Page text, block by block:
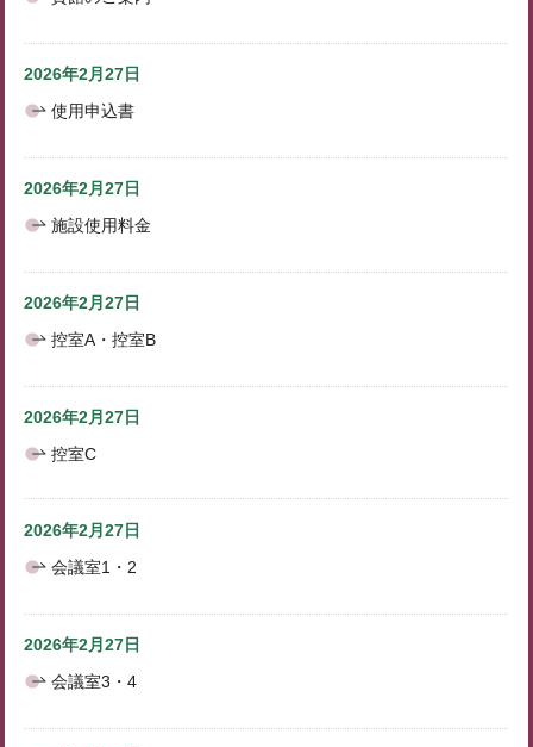
2026年2月27日
使用申込書
2026年2月27日
施設使用料金
2026年2月27日
控室A・控室B
2026年2月27日
控室C
2026年2月27日
会議室1・2
2026年2月27日
会議室3・4